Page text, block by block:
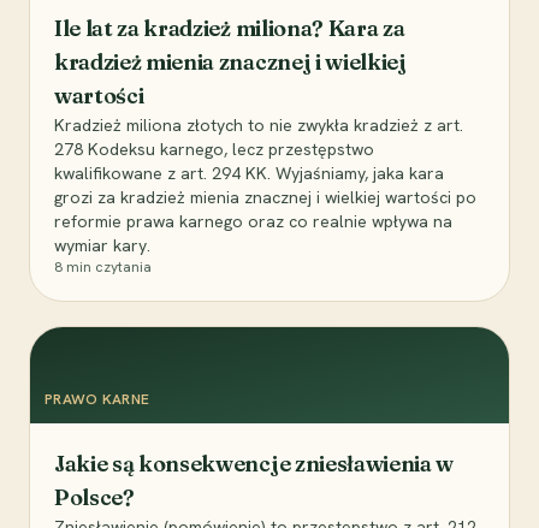
Ile lat za kradzież miliona? Kara za
kradzież mienia znacznej i wielkiej
wartości
Kradzież miliona złotych to nie zwykła kradzież z art.
278 Kodeksu karnego, lecz przestępstwo
kwalifikowane z art. 294 KK. Wyjaśniamy, jaka kara
grozi za kradzież mienia znacznej i wielkiej wartości po
reformie prawa karnego oraz co realnie wpływa na
wymiar kary.
8 min czytania
PRAWO KARNE
Jakie są konsekwencje zniesławienia w
Polsce?